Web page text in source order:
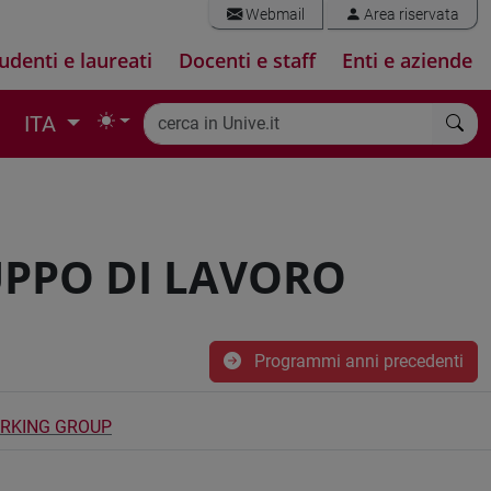
Webmail Area riservata
e laureati Docenti e staff Enti e aziende
ITA
DI LAVORO
Programmi anni precedenti
GROUP